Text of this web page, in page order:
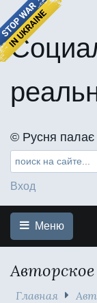
©️ Русня палає
Вход
Меню
Авторское
Главная